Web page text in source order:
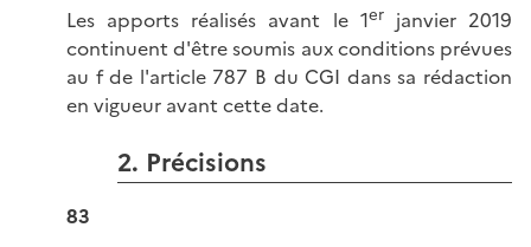
Les apports réalisés avant le 1erjanvier 2019
continuent d'être soumis aux conditions prévues
au f de l'article 787 B du CGI dans sa rédaction
en vigueur avant cette date.
2. Précisions
83